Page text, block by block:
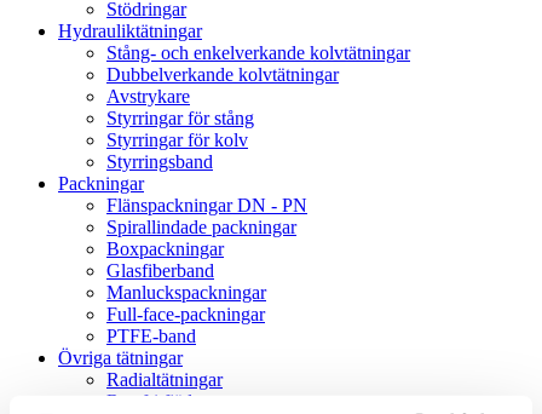
Stödringar
Hydrauliktätningar
Stång- och enkelverkande kolvtätningar
Dubbelverkande kolvtätningar
Avstrykare
Styrringar för stång
Styrringar för kolv
Styrringsband
Packningar
Flänspackningar DN - PN
Spirallindade packningar
Boxpackningar
Glasfiberband
Manluckspackningar
Full-face-packningar
PTFE-band
Övriga tätningar
Radialtätningar
Rostfri fjäder